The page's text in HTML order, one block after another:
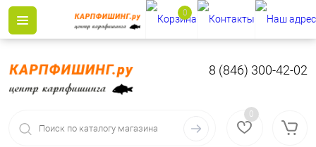
8 (846) 300-42-02
0
0